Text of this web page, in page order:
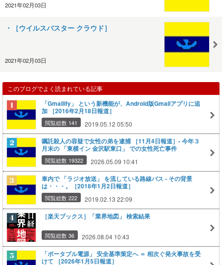
2021年02月03日
・［ウイルスバスター クラウド］
2021年02月03日
このブログでよく読まれている記事
「Gmailify」 という新機能が、Android版Gmailアプリに追
加 ［2016年2月18日報道］
閲覧総数 141 2019.05.12 05:50
嘱託殺人の容疑で女性の弟を逮捕 ［11月4日報道］‐ 今年３
月末の 「東横イン 金沢駅東口」 での女性死亡事件
閲覧総数 19322 2026.05.09 10:41
車内で 「ラジオ放送」 を流している路線バス ‐ その背景
は・・・。［2016年1月2日報道］
閲覧総数 222 2019.02.13 22:09
［楽天ブックス］「業界地図」 検索結果
閲覧総数 36 2026.08.04 10:43
「ポータブル電源」 安全基準策定へ ＝ 相次ぐ発火事故を受
けて ［2026年1月5日報道］